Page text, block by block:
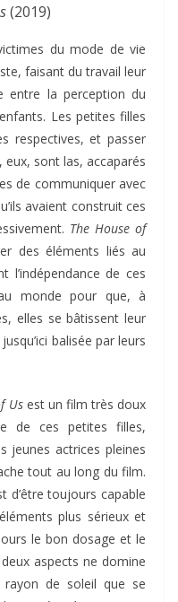
(2019)
du mode de vie
faisant du travail leur
entre la perception du
Les petites filles
respectives, et passer
sont las, accaparés
de communiquer avec
avaient construit ces
The House of
des éléments liés au
l’indépendance de ces
monde pour que, à
elles se bâtissent leur
balisée par leurs
Usest un film très doux
de ces petites filles,
jeunes actrices pleines
tout au long du film.
d’être toujours capable
plus sérieux et
le bon dosage et le
aspects ne domine
rayon de soleil que se